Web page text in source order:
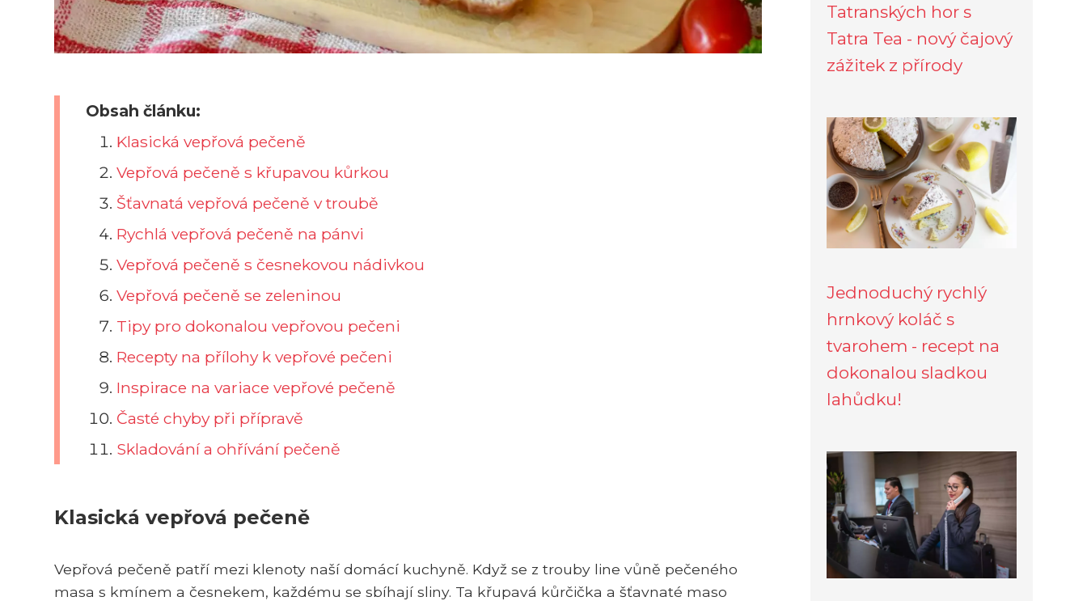
Obsah článku:
Klasická vepřová pečeně
Vepřová pečeně s křupavou kůrkou
Šťavnatá vepřová pečeně v troubě
Rychlá vepřová pečeně na pánvi
Vepřová pečeně s česnekovou nádivkou
Vepřová pečeně se zeleninou
Tipy pro dokonalou vepřovou pečeni
Recepty na přílohy k vepřové pečeni
Inspirace na variace vepřové pečeně
Časté chyby při přípravě
Skladování a ohřívání pečeně
Klasická vepřová pečeně
Vepřová pečeně patří mezi klenoty naší domácí kuchyně. Když se z trouby line vůně pečeného
masa s kmínem a česnekem, každému se sbíhají sliny. Ta křupavá kůrčička a šťavnaté maso
Tatranských hor s
Tatra Tea - nový čajový
zážitek z přírody
Jednoduchý rychlý
hrnkový koláč s
tvarohem - recept na
dokonalou sladkou
lahůdku!